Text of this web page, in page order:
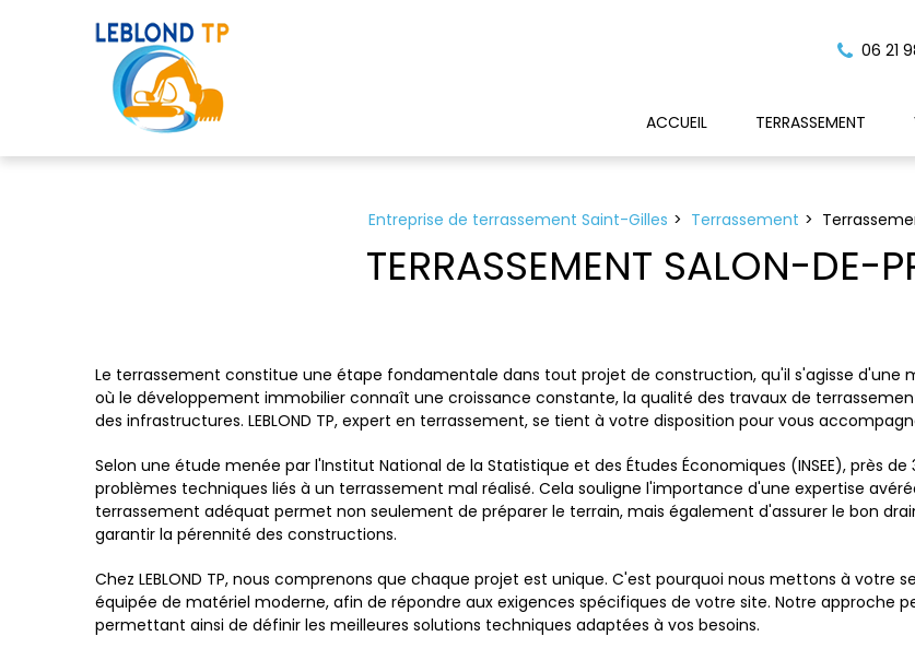
06 21
ACCUEIL TERRASSEMENT
Entreprise de terrassement Saint-Gilles Terrassement
TERRASSEMENT SALON-DE-
Le terrassement constitue une étape fondamentale dans tout projet de construction, qu'il s'agisse d'une
où le développement immobilier connaît une croissance constante, la qualité des travaux de
des infrastructures. LEBLOND TP, expert en terrassement, se tient à votre disposition pour vous
Selon une étude menée par l'Institut National de la Statistique et des Études Économiques (INSEE), près
problèmes techniques liés à un terrassement mal réalisé. Cela souligne l'importance d'une expertise
terrassement adéquat permet non seulement de préparer le terrain, mais également d'assurer le bon
garantir la pérennité des constructions.
Chez LEBLOND TP, nous comprenons que chaque projet est unique. C'est pourquoi nous mettons à votre
équipée de matériel moderne, afin de répondre aux exigences spécifiques de votre site. Notre approche
permettant ainsi de définir les meilleures solutions techniques adaptées à vos besoins.